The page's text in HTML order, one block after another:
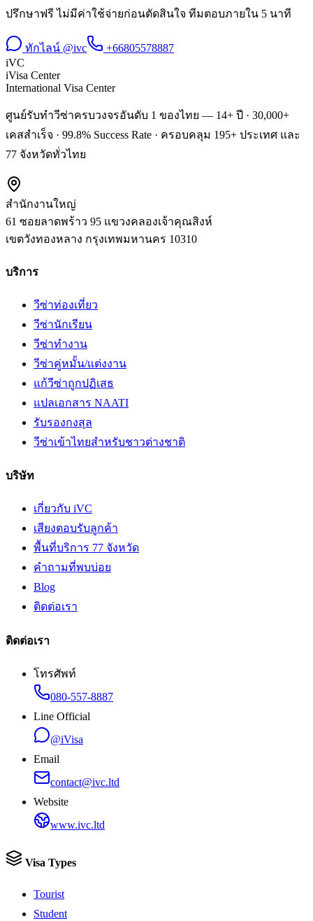
ปรึกษาฟรี ไม่มีค่าใช้จ่ายก่อนตัดสินใจ ทีมตอบภายใน 5 นาที
ทักไลน์ @ivc
+66805578887
iVC
iVisa Center
International Visa Center
ศูนย์รับทำวีซ่าครบวงจรอันดับ 1 ของไทย — 14+ ปี · 30,000+
เคสสำเร็จ · 99.8% Success Rate · ครอบคลุม 195+ ประเทศ และ
77 จังหวัดทั่วไทย
สำนักงานใหญ่
61 ซอยลาดพร้าว 95 แขวงคลองเจ้าคุณสิงห์
เขตวังทองหลาง กรุงเทพมหานคร 10310
บริการ
วีซ่าท่องเที่ยว
วีซ่านักเรียน
วีซ่าทำงาน
วีซ่าคู่หมั้น/แต่งงาน
แก้วีซ่าถูกปฏิเสธ
แปลเอกสาร NAATI
รับรองกงสุล
วีซ่าเข้าไทยสำหรับชาวต่างชาติ
บริษัท
เกี่ยวกับ iVC
เสียงตอบรับลูกค้า
พื้นที่บริการ 77 จังหวัด
คำถามที่พบบ่อย
Blog
ติดต่อเรา
ติดต่อเรา
โทรศัพท์
080-557-8887
Line Official
@iVisa
Email
contact@ivc.ltd
Website
www.ivc.ltd
Visa Types
Tourist
Student